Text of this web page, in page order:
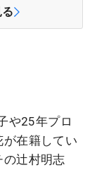
や25年プロ
在籍してい
の辻村明志